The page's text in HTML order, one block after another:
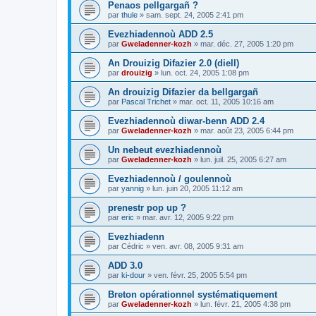
Penaos pellgargañ ?
par thule » sam. sept. 24, 2005 2:41 pm
Evezhiadennoù ADD 2.5
par Gweladenner-kozh » mar. déc. 27, 2005 1:20 pm
An Drouizig Difazier 2.0 (diell)
par drouizig » lun. oct. 24, 2005 1:08 pm
An drouizig Difazier da bellgargañ
par Pascal Trichet » mar. oct. 11, 2005 10:16 am
Evezhiadennoù diwar-benn ADD 2.4
par Gweladenner-kozh » mar. août 23, 2005 6:44 pm
Un nebeut evezhiadennoù
par Gweladenner-kozh » lun. juil. 25, 2005 6:27 am
Evezhiadennoù / goulennoù
par yannig » lun. juin 20, 2005 11:12 am
prenestr pop up ?
par eric » mar. avr. 12, 2005 9:22 pm
Evezhiadenn
par Cédric » ven. avr. 08, 2005 9:31 am
ADD 3.0
par ki-dour » ven. févr. 25, 2005 5:54 pm
Breton opérationnel systématiquement
par Gweladenner-kozh » lun. févr. 21, 2005 4:38 pm